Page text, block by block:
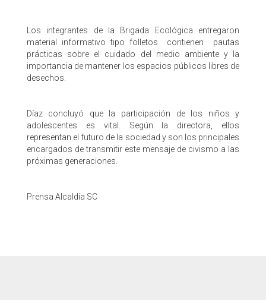
​Los integrantes de la Brigada Ecológica entregaron
material informativo tipo folletos contienen pautas
prácticas sobre el cuidado del medio ambiente y la
importancia de mantener los espacios públicos libres de
desechos.
​Díaz concluyó que la participación de los niños y
adolescentes es vital. Según la directora, ellos
representan el futuro de la sociedad y son los principales
encargados de transmitir este mensaje de civismo a las
próximas generaciones.
Prensa Alcaldía SC